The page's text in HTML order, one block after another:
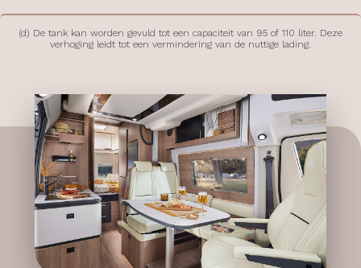
(d) De tank kan worden gevuld tot een capaciteit van 95 of 110 liter. Deze
verhoging leidt tot een vermindering van de nuttige lading.